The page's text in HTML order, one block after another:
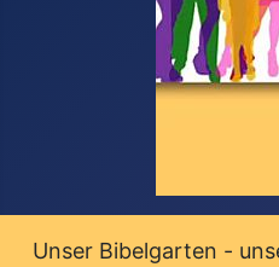
Unser Bibelgarten -